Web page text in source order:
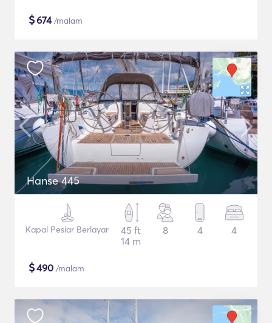
$674/malam
Hanse 445
Kapal Pesiar Berlayar
45 ft
14 m
8 4 4
$490 /malam